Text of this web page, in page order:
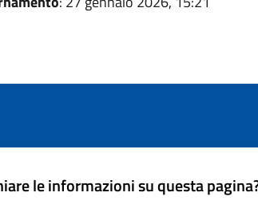
le informazioni su questa